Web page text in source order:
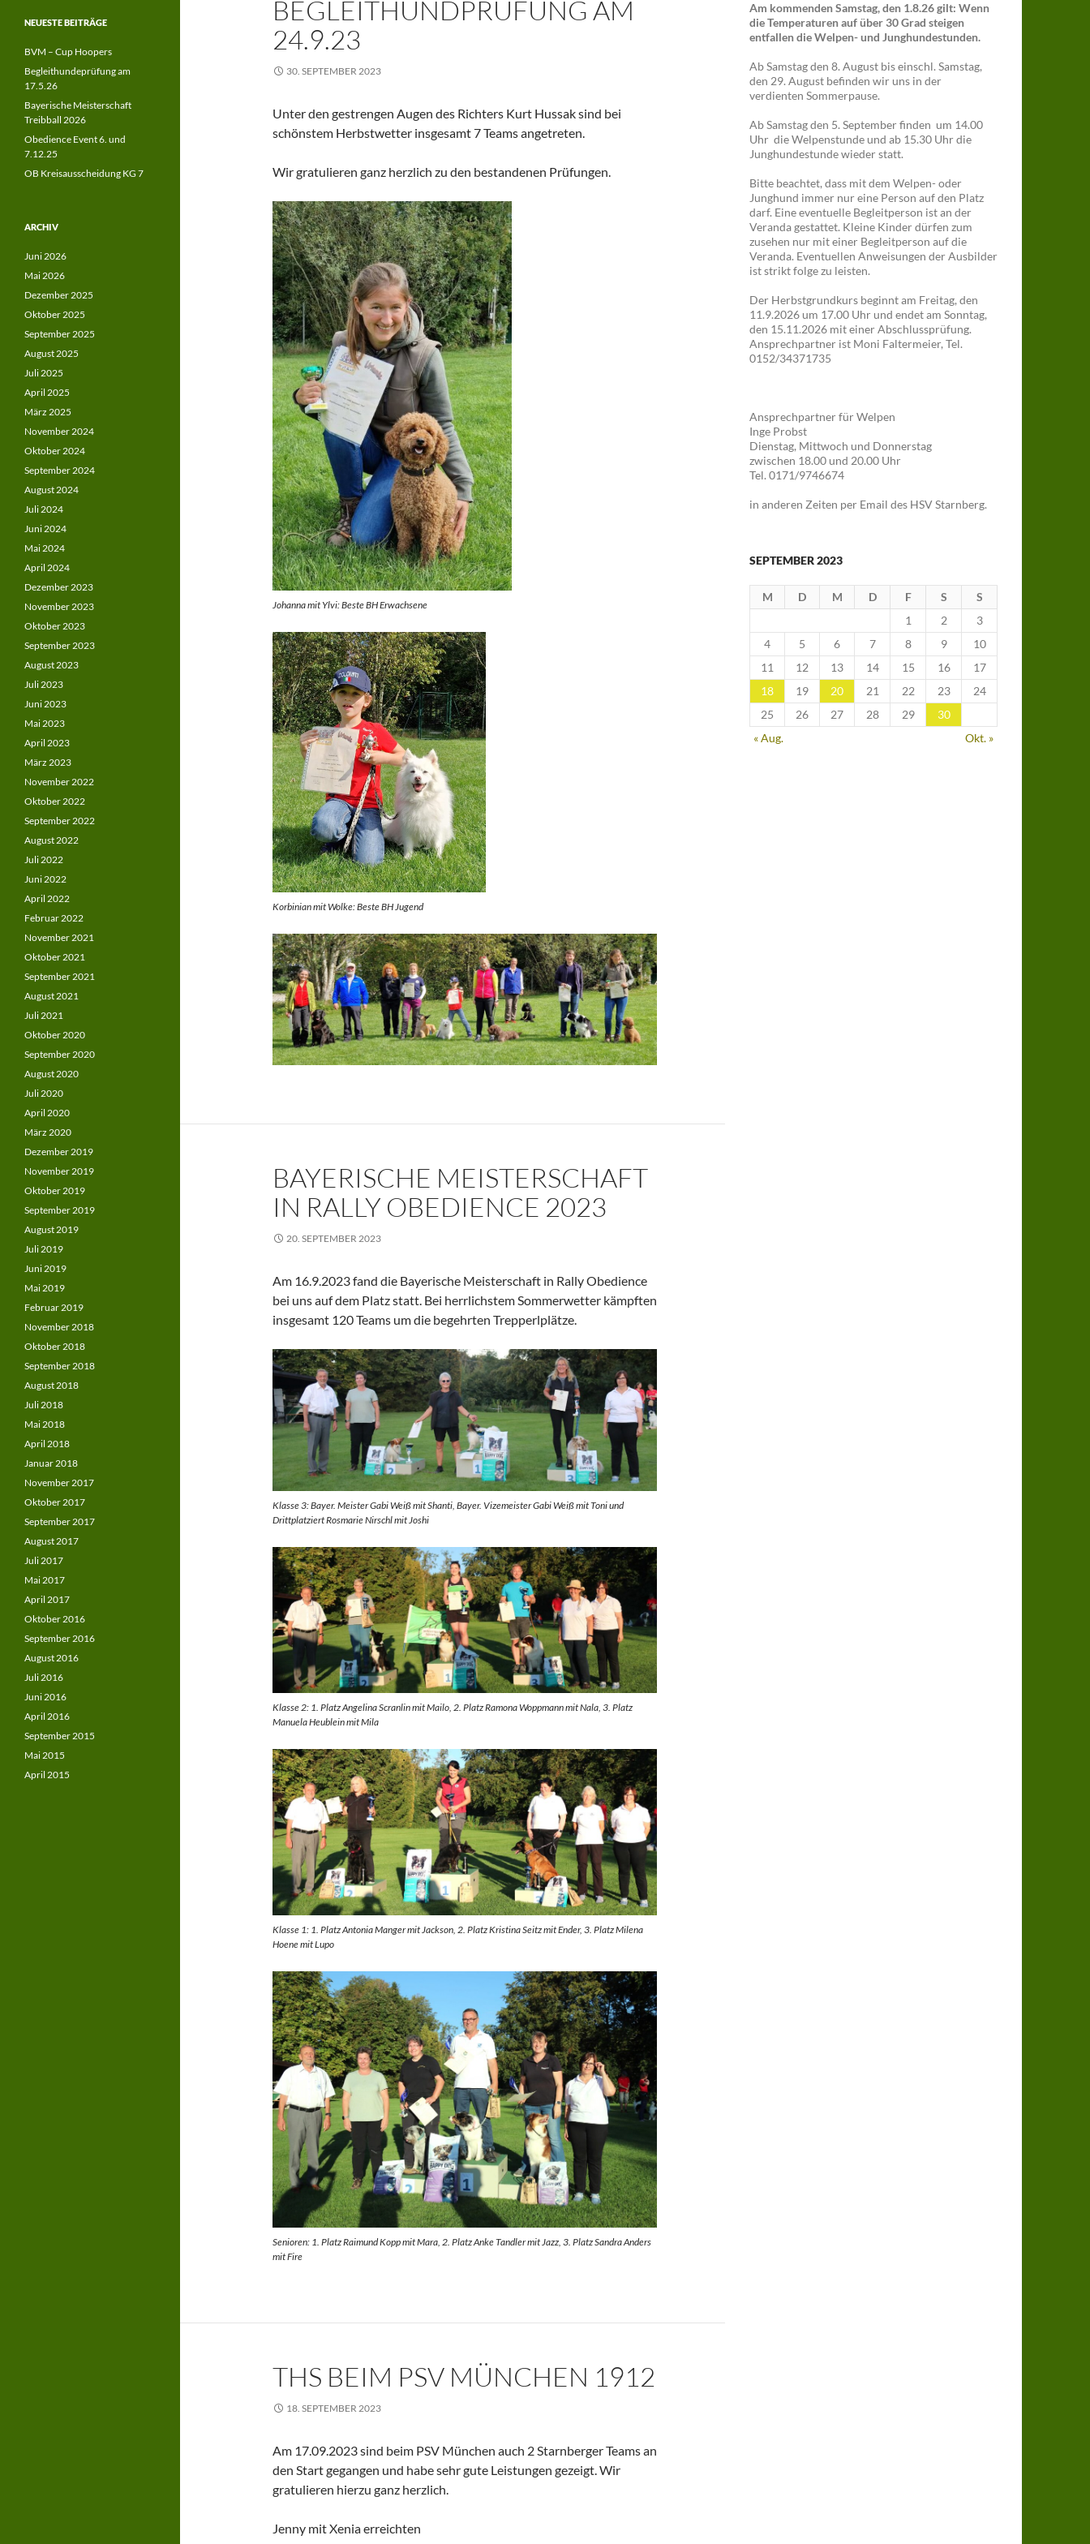
BEGLEITHUNDPRÜFUNG AM
24.9.23
30. SEPTEMBER 2023
Unter den gestrengen Augen des Richters Kurt Hussak sind bei
schönstem Herbstwetter insgesamt 7 Teams angetreten.
Wir gratulieren ganz herzlich zu den bestandenen Prüfungen.
Johanna mit Ylvi: Beste BH Erwachsene
Korbinian mit Wolke: Beste BH Jugend
BAYERISCHE MEISTERSCHAFT
IN RALLY OBEDIENCE 2023
20. SEPTEMBER 2023
Am 16.9.2023 fand die Bayerische Meisterschaft in Rally Obedience
bei uns auf dem Platz statt. Bei herrlichstem Sommerwetter kämpften
insgesamt 120 Teams um die begehrten Trepperlplätze.
Klasse 3: Bayer. Meister Gabi Weiß mit Shanti, Bayer. Vizemeister Gabi Weiß mit Toni und
Drittplatziert Rosmarie Nirschl mit Joshi
Klasse 2: 1. Platz Angelina Scranlin mit Mailo, 2. Platz Ramona Woppmann mit Nala, 3. Platz
Manuela Heublein mit Mila
Klasse 1: 1. Platz Antonia Manger mit Jackson, 2. Platz Kristina Seitz mit Ender, 3. Platz Milena
Hoene mit Lupo
Senioren: 1. Platz Raimund Kopp mit Mara, 2. Platz Anke Tandler mit Jazz, 3. Platz Sandra Anders
mit Fire
THS BEIM PSV MÜNCHEN 1912
18. SEPTEMBER 2023
Am 17.09.2023 sind beim PSV München auch 2 Starnberger Teams an
den Start gegangen und habe sehr gute Leistungen gezeigt. Wir
gratulieren hierzu ganz herzlich.
Jenny mit Xenia erreichten
Am kommenden Samstag, den 1.8.26 gilt: Wenn
die Temperaturen auf über 30 Grad steigen
entfallen die Welpen- und Junghundestunden.
Ab Samstag den 8. August bis einschl. Samstag,
den 29. August befinden wir uns in der
verdienten Sommerpause.
Ab Samstag den 5. September finden um 14.00
Uhr die Welpenstunde und ab 15.30 Uhr die
Junghundestunde wieder statt.
Bitte beachtet, dass mit dem Welpen- oder
Junghund immer nur eine Person auf den Platz
darf. Eine eventuelle Begleitperson ist an der
Veranda gestattet. Kleine Kinder dürfen zum
zusehen nur mit einer Begleitperson auf die
Veranda. Eventuellen Anweisungen der Ausbilder
ist strikt folge zu leisten.
Der Herbstgrundkurs beginnt am Freitag, den
11.9.2026 um 17.00 Uhr und endet am Sonntag,
den 15.11.2026 mit einer Abschlussprüfung.
Ansprechpartner ist Moni Faltermeier, Tel.
0152/34371735
Ansprechpartner für Welpen
Inge Probst
Dienstag, Mittwoch und Donnerstag
zwischen 18.00 und 20.00 Uhr
Tel. 0171/9746674
in anderen Zeiten per Email des HSV Starnberg.
SEPTEMBER 2023
M D M D F S
S
1
2
3
4
5 6 7 8 9
10
11
12 13 14 15 16
17
18
19 20 21 22 23
24
25
26 27 28 29
30
« Aug.
Okt. »
NEUESTE BEITRÄGE
BVM – Cup Hoopers
Begleithundeprüfung am
17.5.26
Bayerische Meisterschaft
Treibball 2026
Obedience Event 6. und
7.12.25
OB Kreisausscheidung KG 7
ARCHIV
Juni 2026
Mai 2026
Dezember 2025
Oktober 2025
September 2025
August 2025
Juli 2025
April 2025
März 2025
November 2024
Oktober 2024
September 2024
August 2024
Juli 2024
Juni 2024
Mai 2024
April 2024
Dezember 2023
November 2023
Oktober 2023
September 2023
August 2023
Juli 2023
Juni 2023
Mai 2023
April 2023
März 2023
November 2022
Oktober 2022
September 2022
August 2022
Juli 2022
Juni 2022
April 2022
Februar 2022
November 2021
Oktober 2021
September 2021
August 2021
Juli 2021
Oktober 2020
September 2020
August 2020
Juli 2020
April 2020
März 2020
Dezember 2019
November 2019
Oktober 2019
September 2019
August 2019
Juli 2019
Juni 2019
Mai 2019
Februar 2019
November 2018
Oktober 2018
September 2018
August 2018
Juli 2018
Mai 2018
April 2018
Januar 2018
November 2017
Oktober 2017
September 2017
August 2017
Juli 2017
Mai 2017
April 2017
Oktober 2016
September 2016
August 2016
Juli 2016
Juni 2016
April 2016
September 2015
Mai 2015
April 2015